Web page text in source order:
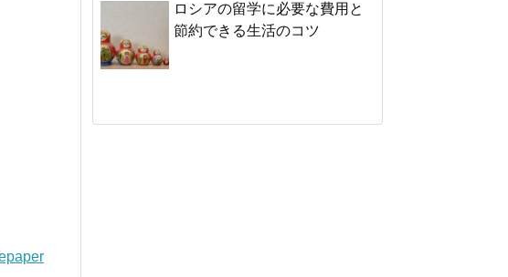
ロシアの留学に必要な費用と
節約できる生活のコツ